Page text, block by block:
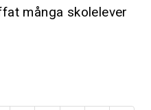
många skolelever